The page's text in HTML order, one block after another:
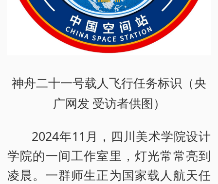
神舟二十一号载人飞行任务标识（央
广网发 受访者供图）
2024年11月，四川美术学院设计
学院的一间工作室里，灯光常常亮到
凌晨。一群师生正为国家载人航天任